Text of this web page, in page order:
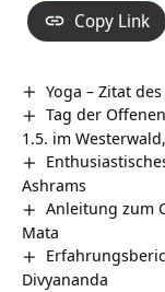
Copy Link
Yoga – Zitat
Tag der
1.5. im
Ashrams
Anleitung zum
Mata
Divyananda